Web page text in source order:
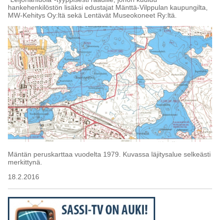
hankehenkilöstön lisäksi edustajat Mänttä-Vilppulan kaupungilta,
MW-Kehitys Oy:ltä sekä Lentävät Museokoneet Ry:ltä.
Mäntän peruskarttaa vuodelta 1979. Kuvassa läjitysalue selkeästi
merkittynä.
18.2.2016